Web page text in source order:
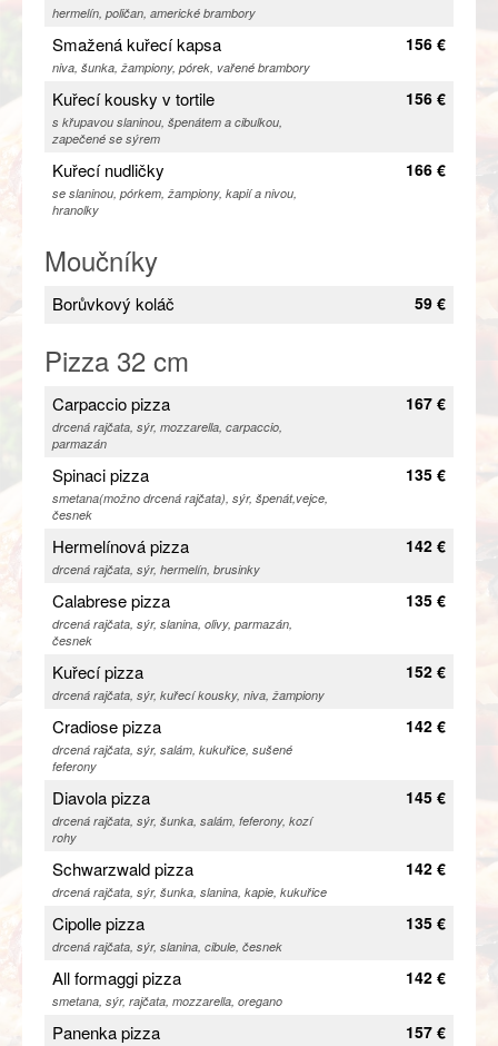
hermelín, poličan, americké brambory
Smažená kuřecí kapsa
niva, šunka, žampiony, pórek, vařené brambory
156 €
Kuřecí kousky v tortile
s křupavou slaninou, špenátem a cibulkou,
zapečené se sýrem
156 €
Kuřecí nudličky
se slaninou, pórkem, žampiony, kapií a nivou,
hranolky
166 €
Moučníky
Borůvkový koláč 59 €
Pizza 32 cm
Carpaccio pizza
drcená rajčata, sýr, mozzarella, carpaccio,
parmazán
167 €
Spinaci pizza
smetana(možno drcená rajčata), sýr, špenát,vejce,
česnek
135 €
Hermelínová pizza
drcená rajčata, sýr, hermelín, brusinky
142 €
Calabrese pizza
drcená rajčata, sýr, slanina, olivy, parmazán,
česnek
135 €
Kuřecí pizza
drcená rajčata, sýr, kuřecí kousky, niva, žampiony
152 €
Cradiose pizza
drcená rajčata, sýr, salám, kukuřice, sušené
feferony
142 €
Diavola pizza
drcená rajčata, sýr, šunka, salám, feferony, kozí
rohy
145 €
Schwarzwald pizza
drcená rajčata, sýr, šunka, slanina, kapie, kukuřice
142 €
Cipolle pizza
drcená rajčata, sýr, slanina, cibule, česnek
135 €
All formaggi pizza
smetana, sýr, rajčata, mozzarella, oregano
142 €
Panenka pizza 157 €